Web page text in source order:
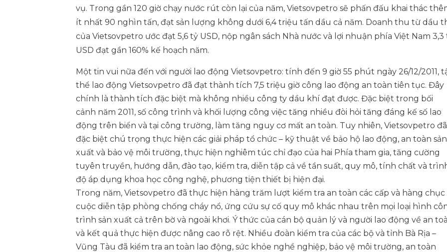
vụ. Trong gần 120 giờ chạy nước rút còn lại của năm, Vietsovpetro sẽ phấn đấu khai thác
ít nhất 90 nghìn tấn, đạt sản lượng không dưới 6,4 triệu tấn dầu cả năm. Doanh thu từ dầu
của Vietsovpetro ước đạt 5,6 tỷ USD, nộp ngân sách Nhà nước và lợi nhuận phía Việt Nam 3,3
USD đạt gần 160% kế hoạch năm.
Một tin vui nữa đến với người lao động Vietsovpetro: tính đến 9 giờ 55 phút ngày 26/12/2011,
thể lao động Vietsovpetro đã đạt thành tích 7,5 triệu giờ công lao động an toàn tiên tục. Đây
chính là thành tích đặc biệt mà không nhiều công ty dầu khí đạt được. Đặc biệt trong bối
cảnh năm 2011, số công trình và khối lượng công việc tăng nhiều đòi hỏi tăng đáng kế số lao
động trên biển và tại công trường, làm tăng nguy cơ mất an toàn. Tuy nhiên, Vietsovpetro đã
đặc biệt chú trọng thực hiện các giải pháp tổ chức – kỹ thuật về bảo hộ lao động, an toàn sản
xuất và bảo vệ môi trường, thực hiện nghiêm túc chỉ đạo của hai Phía tham gia, tăng cường
tuyên truyền, hướng dẫn, đào tạo, kiểm tra, diễn tập cả về tần suất, quy mô, tính chất và
độ áp dụng khoa học công nghệ, phương tiện thiết bị hiện đại.
Trong năm, Vietsovpetro đã thực hiện hàng trăm lượt kiểm tra an toàn các cấp và hàng chục
cuộc diễn tập phòng chống cháy nổ, ứng cứu sự cố quy mô khác nhau trên mọi loại hình
trình sản xuất cả trên bờ và ngoài khơi. Ý thức của cán bộ quản lý và người lao động về an
và kết quả thực hiện được nâng cao rõ rệt. Nhiều đoàn kiểm tra của các bộ và tỉnh Bà Rịa –
Vũng Tàu đã kiểm tra an toàn lao động, sức khỏe nghề nghiệp, bảo vệ môi trường, an toàn